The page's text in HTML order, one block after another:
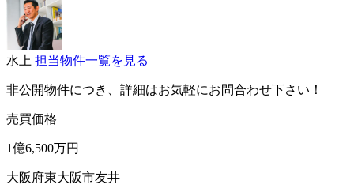
水上 担当物件一覧を見る
非公開物件につき、詳細はお気軽にお問合わせ下さい！
売買価格
1億6,500万円
大阪府東大阪市友井